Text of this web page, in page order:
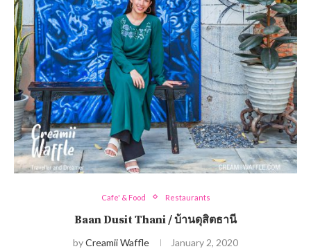
Cafe' & Food Restaurants
Baan Dusit Thani / บ้านดุสิตธานี
byCreamii Waffle January 2, 2020